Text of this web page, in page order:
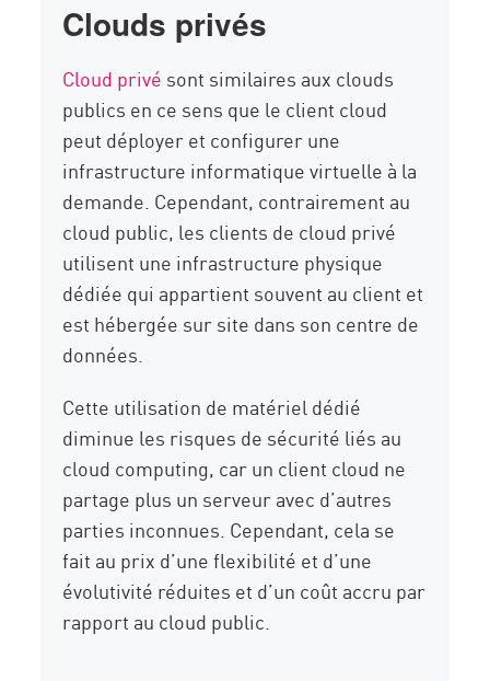
Clouds privés
Cloud privé sont similaires aux clouds
publics en ce sens que le client cloud
peut déployer et configurer une
infrastructure informatique virtuelle à la
demande. Cependant, contrairement au
cloud public, les clients de cloud privé
utilisent une infrastructure physique
dédiée qui appartient souvent au client et
est hébergée sur site dans son centre de
données.
Cette utilisation de matériel dédié
diminue les risques de sécurité liés au
cloud computing, car un client cloud ne
partage plus un serveur avec d’autres
parties inconnues. Cependant, cela se
fait au prix d’une flexibilité et d’une
évolutivité réduites et d’un coût accru par
rapport au cloud public.